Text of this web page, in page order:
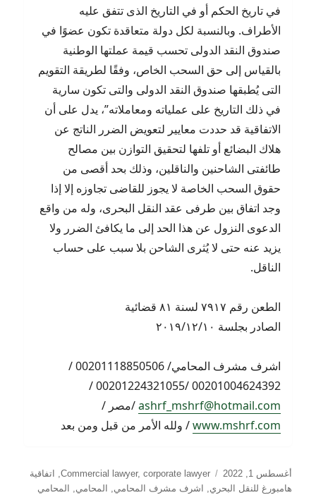
في تاريخ الحكم أو في التاريخ الذى تتفق عليه
الأطراف. وبالنسبة لكل دولة متعاقدة تكون عضوًا في
صندوق النقد الدولى تحسب قيمة عملتها الوطنية
بالقياس إلى حق السحب الخاص، وفقًا لطريقة التقويم
التى يُطبقها صندوق النقد الدولى والتى تكون سارية
في ذلك التاريخ على عملياته ومعاملاته”، يدل على أن
الاتفاقية قد حددت معايير لتعويض الضرر الناتج عن
هلاك البضائع أو تلفها لتحقيق التوازن بين مصالح
طائفتى الشاحنين والناقلين، وذلك بحد أقصى من
حقوق السحب الخاصة لا يجوز للقاضى تجاوزه إلا إذا
وجد اتفاق بين طرفى عقد النقل البحرى، وله من واقع
الدعوى النزول عن هذا الحد إلى ما يكافئ الضرر ولا
يزيد عنه حتى لا يُثرى الشاحن بلا سبب على حساب
الناقل.
الطعن رقم ٧٩١٧ لسنة ٨١ قضائية
الصادر بجلسة ٢٠١٩/١٢/١٠
اشرف مشرف المحامي/ 00201118850506 /
00201004624392 /00201224321055 /
ashrf_mshrf@hotmail.com/مصر /
www.mshrf.com/ ولله الأمر من قبل ومن بعد
نُشرت
في
أغسطس 1, 2022 التصنيفات Commercial lawyer, corporate lawyer
, اتفاقية
هامبورغ للنقل البحري, اشرف مشرف المحامي, المحامي,
المحامي